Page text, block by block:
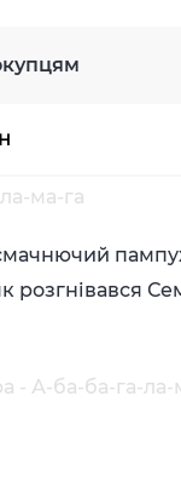
ма-га
розгнівався
- А-ба-ба-га-ла-